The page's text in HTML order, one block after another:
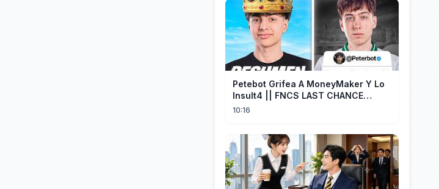
Petebot Grifea A MoneyMaker Y Lo
Insult4 || FNCS LAST CHANCE
Resumen
10:16